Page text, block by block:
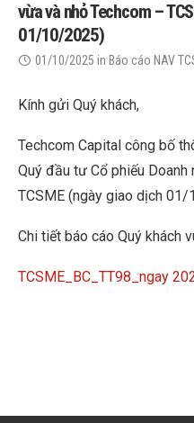
vừa và nhỏ Techcom –
01/10/2025)
01/10/2025 in Báo cáo NAV
Kính gửi Quý khách,
Techcom Capital công bố
Quý đầu tư Cổ phiếu
TCSME (ngày giao dịch
Chi tiết báo cáo Quý khách
TCSME_BC_TT98_ngay